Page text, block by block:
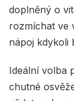
doplněný o
rozmíchat ve
nápoj kdykoli
Ideální volba
chutné